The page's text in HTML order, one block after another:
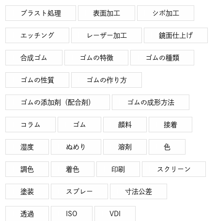
ブラスト処理 表面加工 シボ加工
エッチング レーザー加工 鏡面仕上げ
合成ゴム ゴムの特徴 ゴムの種類
ゴムの性質 ゴムの作り方
ゴムの添加剤（配合剤） ゴムの成形方法
コラム ゴム 顔料 接着
湿度 ぬめり 溶剤 色
調色 着色 印刷 スクリーン
塗装 スプレー 寸法公差
透過 ISO VDI